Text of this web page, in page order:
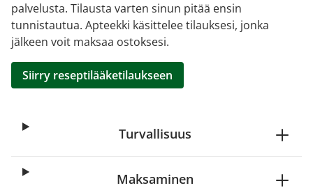
palvelusta. Tilausta varten sinun pitää ensin
tunnistautua. Apteekki käsittelee tilauksesi, jonka
jälkeen voit maksaa ostoksesi.
Siirry reseptilääketilaukseen
Turvallisuus
Maksaminen